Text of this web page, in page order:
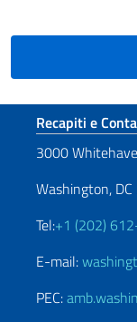
Recapiti e
3000
Washington,
Tel:+1 (202)
E-mail:
PEC: